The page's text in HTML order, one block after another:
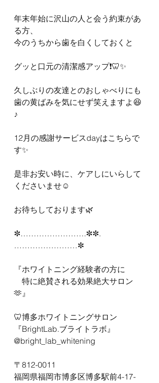
年末年始に沢山の人と会う約束があ
る方、
今のうちから歯を白くしておくと
グッと口元の清潔感アップ❗️🦷✨
久しぶりの友達とのおしゃべりにも
歯の黄ばみを気にせず笑えますよ😆
♪
12月の感謝サービスdayはこちらで
す✨
是非お安い時に、ケアしにいらして
くださいませ☺️
お待ちしております🌿
✼…………………….✼✼.
……………………✼
『ホワイトニング経験者の方に
特に絶賛される効果絶大サロン
🫶』
🦷博多ホワイトニングサロン
『BrightLab.ブライトラボ』
@bright_lab_whitening
〒812-0011
福岡県福岡市博多区博多駅前4-17-